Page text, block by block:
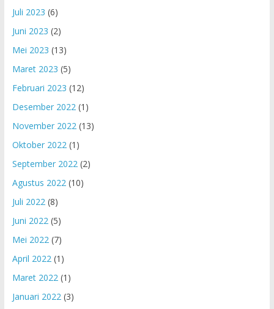
Juli 2023 (6)
Juni 2023 (2)
Mei 2023 (13)
Maret 2023 (5)
Februari 2023 (12)
Desember 2022(1)
November 2022(13)
Oktober 2022(1)
September 2022(2)
Agustus 2022(10)
Juli 2022(8)
Juni 2022(5)
Mei 2022(7)
April 2022(1)
Maret 2022(1)
Januari 2022(3)